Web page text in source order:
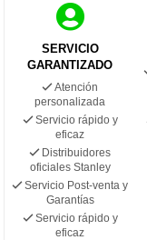
SERVICIO
GARANTIZADO
Atención
personalizada
Servicio rápido y
eficaz
Distribuidores
oficiales Stanley
Servicio Post-venta y
Garantías
Servicio rápido y
eficaz